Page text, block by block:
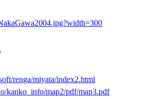
renga/miyata/index2.html
kanko_info/map2/pdf/map3.pdf